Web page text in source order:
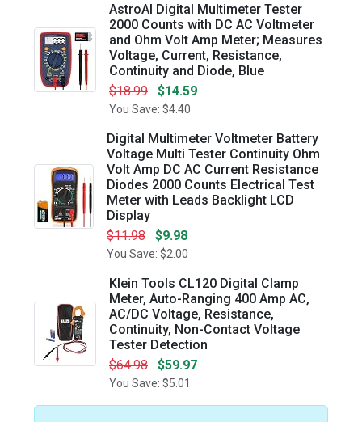
AstroAI Digital Multimeter Tester
2000 Counts with DC AC Voltmeter
and Ohm Volt Amp Meter; Measures
Voltage, Current, Resistance,
Continuity and Diode, Blue
$18.99
$14.59
You Save: $4.40
Digital Multimeter Voltmeter Battery
Voltage Multi Tester Continuity Ohm
Volt Amp DC AC Current Resistance
Diodes 2000 Counts Electrical Test
Meter with Leads Backlight LCD
Display
$11.98
$9.98
You Save: $2.00
Klein Tools CL120 Digital Clamp
Meter, Auto-Ranging 400 Amp AC,
AC/DC Voltage, Resistance,
Continuity, Non-Contact Voltage
Tester Detection
$64.98
$59.97
You Save: $5.01